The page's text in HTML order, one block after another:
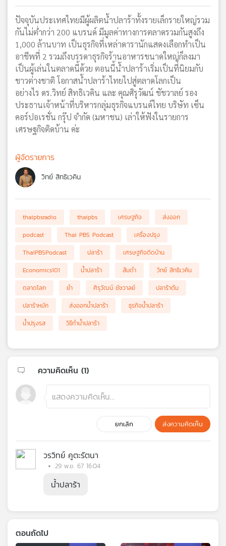
ปัจจุบันประเทศไทยมีผู้ผลิตน้ำปลาร้าทั้งรายเล็กรายใหญ่รวม
กันไม่ต่ำกว่า 200 แบรนด์ มีมูลค่าทางการตลาดรวมกันสูงถึง
1,000 ล้านบาท เป็นธุรกิจที่เหล่าดารานักแสดงเลือกทำเป็น
อาชีพที่ 2 รวมถึงบรรดาธุรกิจร้านอาหารขนาดใหญ่ก็ลงมา
เป็นผู้เล่นในตลาดนี้ด้วย ตอนนี้น้ำปลาร้าเริ่มเป็นที่นิยมกับ
ชาวต่างชาติ โอกาสน้ำปลาร้าไทยไปสู่ตลาดโลกเป็น
อย่างไร ดร.วิทย์ สิทธิเวคิน และ คุณศิรุวัฒน์ ชัชวาลย์ รอง
ประธานเจ้าหน้าที่บริหารกลุ่มธุรกิจแบรนด์ไทย บริษัท เซ็น
คอร์ปอเรชั่น กรุ๊ป จำกัด (มหาชน) เล่าให้ฟังในรายการ
เศรษฐกิจติดบ้าน ค่ะ
ผู้จัดรายการ
วิทย์ สิทธิเวคิน
thaipbsradio thaipbs เศรษฐกิจ
ส่งออก
podcast
Thai PBS Podcast
เครื่องปรุง
ThaiPBSPodcast
ปลาร้า
เศรษฐกิจติดบ้าน
Economics101
น้ำปลาร้า ส้มตำ
วิทย์ สิทธิเวคิน
ตลาดโลก
ยำ ศิรุวัฒน์ ชัชวาลย์
ปลาร้าต้ม
ปลาร้าหมัก
ส่งออกน้ำปลาร้า
ธุรกิจน้ำปลาร้า
น้ำปรุงรส
วิธีทำน้ำปลาร้า
ความคิดเห็น (1)
ยกเลิก ส่งความคิดเห็น
วรวิทย์ คูตะรัตนา
29 พ.ย. 67 16:04
น้ำปลาร้า
ตอนถัดไป